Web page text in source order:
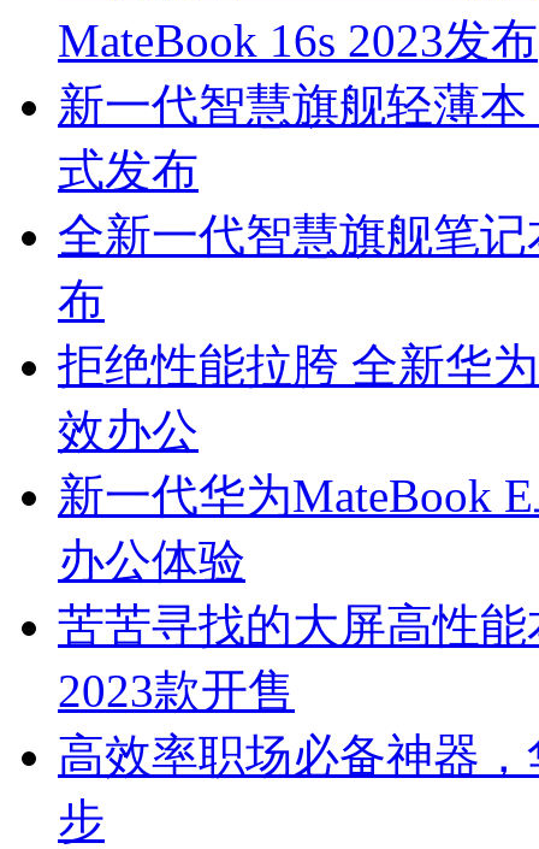
MateBook 16s 2023发布
新一代智慧旗舰轻薄本
式发布
全新一代智慧旗舰笔记
布
拒绝性能拉胯 全新华
效办公
新一代华为MateBook
办公体验
苦苦寻找的大屏高性
2023款开售
高效率职场必备神器
步